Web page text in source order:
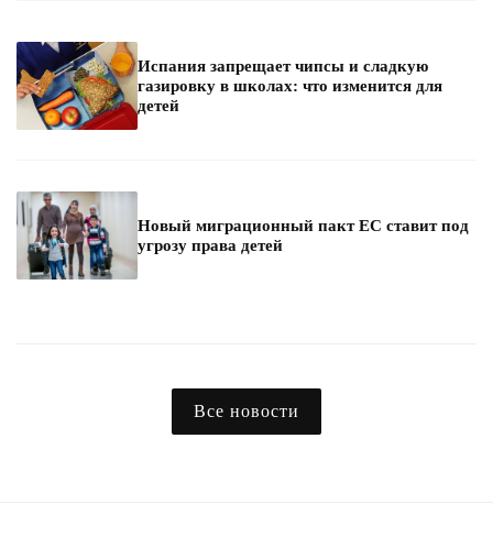
Испания запрещает чипсы и сладкую
газировку в школах: что изменится для
детей
Новый миграционный пакт ЕС ставит под
угрозу права детей
Все новости